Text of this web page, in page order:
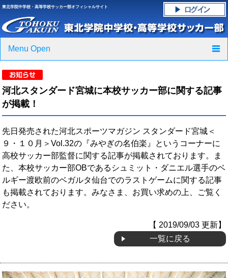
東北学院中学校・高等学校サッカー部オフィシャルサイト
Menu Open
ニュース
スケジュール
グラウンド・施設紹介
フォトギャラリー
OB会
河北スタンダード宮城に本校サッカー部に関する記事
が掲載！
先日発売された河北スポーツマガジン スタンダード宮城＜
９・１０月＞Vol.32の『みやぎの名伯楽』というコーナーに
高校サッカー部監督に関する記事が掲載されております。ま
た、本校サッカー部OBであるシュミット・ダニエル選手のベ
ルギー渡欧前のベガルタ仙台でのラストゲームに関する記事
も掲載されております。みなさま、お買い求めの上、ご覧く
ださい。
【 2019/09/03 更新】
一覧に戻る